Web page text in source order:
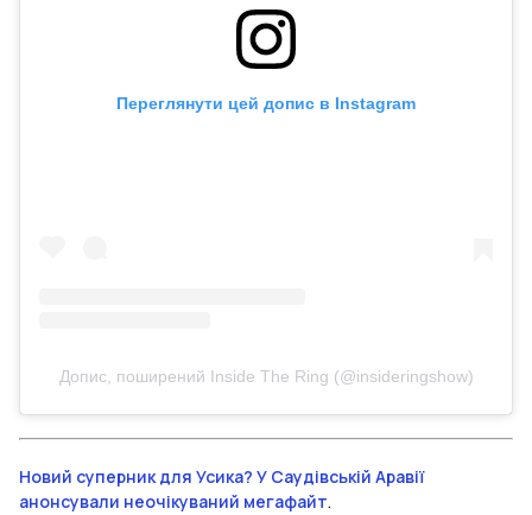
Переглянути цей допис в Instagram
Допис, поширений Inside The Ring (@insideringshow)
Новий суперник для Усика? У Саудівській Аравії
анонсували неочікуваний мегафайт.